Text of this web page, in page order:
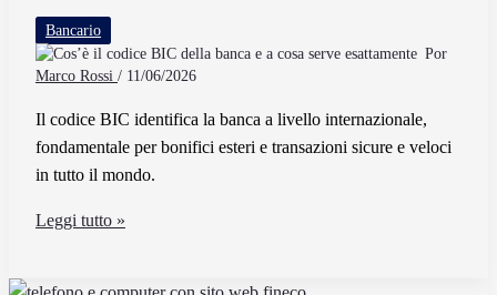
Modo
Sicuro
e
Bancario
Por
Marco Rossi / 11/06/2026
Il codice BIC identifica la banca a livello internazionale,
fondamentale per bonifici esteri e transazioni sicure e veloci
in tutto il mondo.
Cos’è
Leggi tutto »